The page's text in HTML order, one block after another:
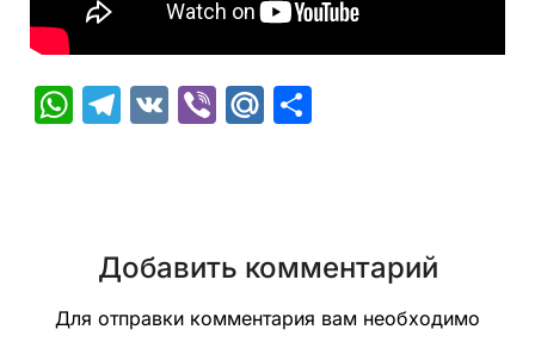
WhatsApp
Telegram
VK ViberMail.Ru
Добавить комментарий
Для отправки комментария вам необходимо